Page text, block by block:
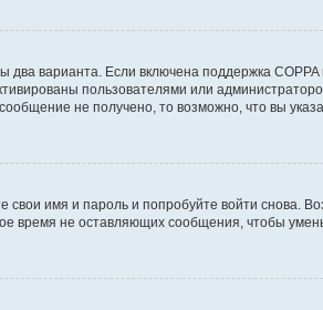
варианта. Если включена поддержка
пользователями или
не получено, то возможно, что вы
имя и пароль и попробуйте войти снова.
время не оставляющих сообщения, чтобы